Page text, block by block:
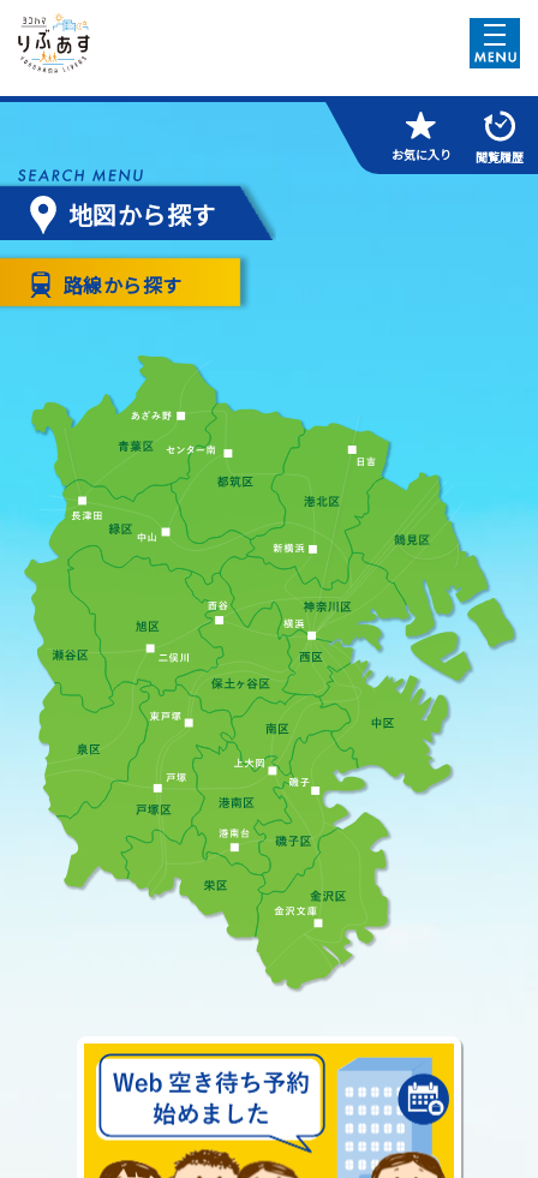
お気に入り 閲覧履歴
地図から探す
路線から探す